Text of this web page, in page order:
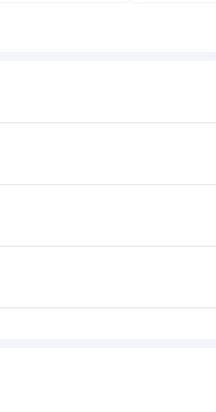
术，为用户提供高级别的数据
。无需第三方工具，用户能
自己的远程桌面体验。从界
务办公还是远程技术支持，